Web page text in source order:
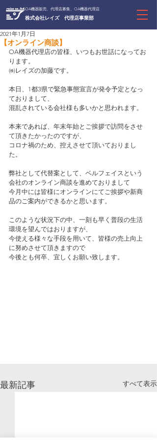
OA機器販売、代理店募集、OA機器代理店
株式会社レイズ 代理店事業部
【オンライン商談】
2021年1月7日
OA機器代理店の皆様、いつもお世話になってお
ります。
㈱レイズの加藤です。
本日、1都3県で緊急事態宣言が発令予定となっ
ておりまして、
混乱されている会社様も多いかと思われます。
本来であれば、年末年始とご挨拶で訪問をさせ
て頂きたかったのですが、
コロナ禍のため、控えさせて頂いておりまし
た。
弊社として代替案として、ベルフェイスという
会社のオンライン商談を進めておりまして
今月中には皆様にオンラインにてご挨拶や新商
品のご案内ができるかと思います。
このような状況下の中、一刻も早く普段の生活
環境を望んではおりますが、
今使える様々な手段を用いて、皆様の売上向上
に努めさせて頂きますので
今後とも何卒、宜しくお願い致します。
最新記事 すべて表示